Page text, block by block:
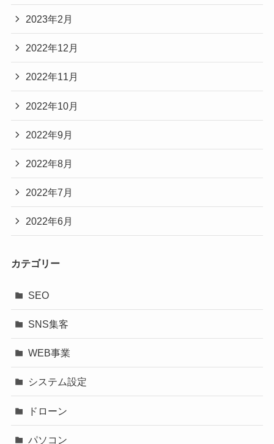
2023年2月
2022年12月
2022年11月
2022年10月
2022年9月
2022年8月
2022年7月
2022年6月
カテゴリー
SEO
SNS集客
WEB事業
システム設定
ドローン
パソコン